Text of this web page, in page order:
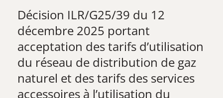
Décision ILR/G25/39 du 12
décembre 2025 portant
acceptation des tarifs d’utilisation
du réseau de distribution de gaz
naturel et des tarifs des services
accessoires à l’utilisation du